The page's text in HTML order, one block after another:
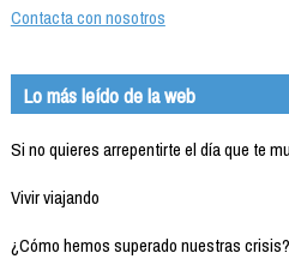
Contacta con nosotros
Lo más leído de la web
Si no quieres arrepentirte el día que te
Vivir viajando
¿Cómo hemos superado nuestras crisis?